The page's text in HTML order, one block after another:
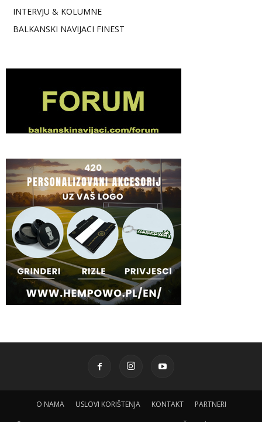
INTERVJU & KOLUMNE
BALKANSKI NAVIJACI FINEST
O NAMA USLOVI KORIŠTENJA KONTAKT PARTNERI